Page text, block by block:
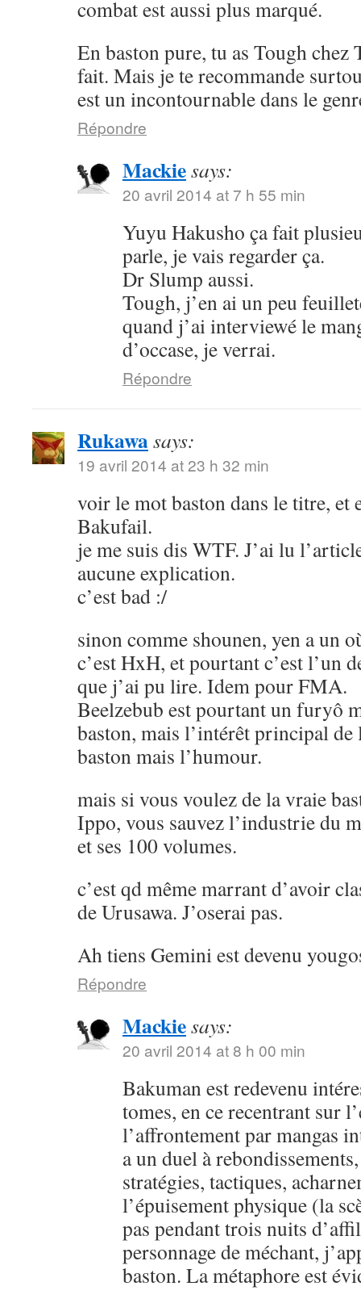
combat est aussi plus marqué.
En baston pure, tu as Tough chez
fait. Mais je te recommande
est un incontournable dans le
Répondre
Mackiesays:
20 avril 2014 at 7 h 55 min
Yuyu Hakusho ça fait
parle, je vais regarder ça.
Dr Slump aussi.
Tough, j’en ai un peu
quand j’ai interviewé le
d’occase, je verrai.
Répondre
Rukawasays:
19 avril 2014 at 23 h 32 min
voir le mot baston dans le titre, et
Bakufail.
je me suis dis WTF. J’ai lu
aucune explication.
c’est bad :/
sinon comme shounen, yen a un
c’est HxH, et pourtant c’est l’un
que j’ai pu lire. Idem pour FMA.
Beelzebub est pourtant un furyô
baston, mais l’intérêt principal de
baston mais l’humour.
mais si vous voulez de la vraie
Ippo, vous sauvez l’industrie du
et ses 100 volumes.
c’est qd même marrant d’avoir
de Urusawa. J’oserai pas.
Ah tiens Gemini est devenu
Répondre
Mackiesays:
20 avril 2014 at 8 h 00 min
Bakuman est redevenu
tomes, en ce recentrant sur
l’affrontement par mangas
a un duel à
stratégies, tactiques,
l’épuisement physique (la
pas pendant trois nuits
personnage de méchant,
baston. La métaphore est